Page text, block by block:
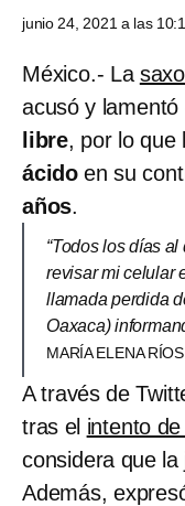
junio 24, 2021 a las
México.- La
acusó y lamentó
libre, por lo que
ácido en su
años.
“Todos los días
revisar mi celular
llamada perdida
Oaxaca)
MARÍA ELENA RÍOS
A través de
tras el intento
considera que la
Además,